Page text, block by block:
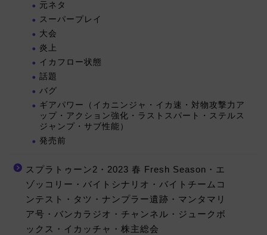
元ネタ
スーパープレイ
大会
炎上
イカフロー状態
話題
バグ
ギアパワー（イカニンジャ・イカ速・対物攻撃力ア
ップ・アクション強化・ラストスパート・ステルス
ジャンプ・サブ性能）
発売前
スプラトゥーン2・2023 春 Fresh Season・エ
ゾッコリー・バイトシナリオ・バイトチームコ
ンテスト・タツ・ナンプラー遺跡・マンタマリ
ア号・バンカラジオ・チャンネル・ジュークボ
ックス・イカッチャ・株主総会